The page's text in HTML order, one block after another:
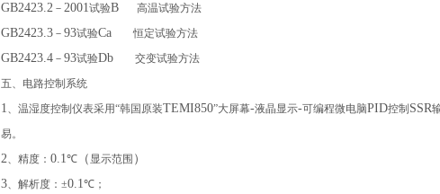
GB2423.2 － 2001试验B 高温试验方法
GB2423.3 － 93试验Ca恒定试验方法
GB2423.4 － 93试验Db 交变试验方法
五、电路控制系统
1、温湿度控制仪表采用“韩国原装TEMI850”大屏幕-液晶显示-可编程微电脑PID控制 SSR
易。
2、精度： 0.1℃ （ 显示范围 ）
3、解析度：±0.1℃；